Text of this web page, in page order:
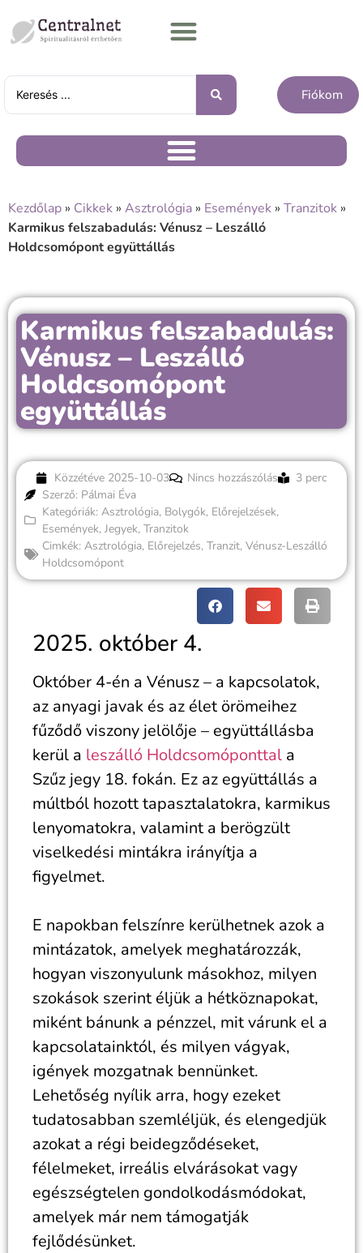
Fiókom
Kezdőlap » Cikkek » Asztrológia » Események » Tranzitok »
Karmikus felszabadulás: Vénusz – Leszálló
Holdcsomópont együttállás
Karmikus felszabadulás:
Vénusz – Leszálló
Holdcsomópont
együttállás
Közzétéve 2025-10-03 Nincs hozzászólás
3 perc
Szerző: Pálmai Éva
Kategóriák: Asztrológia, Bolygók, Előrejelzések,
Események, Jegyek, Tranzitok
Cimkék: Asztrológia, Előrejelzés, Tranzit, Vénusz-Leszálló
Holdcsomópont
2025. október 4.
Október 4-én a Vénusz – a kapcsolatok,
az anyagi javak és az élet örömeihez
fűződő viszony jelölője – együttállásba
kerül a leszálló Holdcsomóponttal a
Szűz jegy 18. fokán. Ez az együttállás a
múltból hozott tapasztalatokra, karmikus
lenyomatokra, valamint a berögzült
viselkedési mintákra irányítja a
figyelmet.
E napokban felszínre kerülhetnek azok a
mintázatok, amelyek meghatározzák,
hogyan viszonyulunk másokhoz, milyen
szokások szerint éljük a hétköznapokat,
miként bánunk a pénzzel, mit várunk el a
kapcsolatainktól, és milyen vágyak,
igények mozgatnak bennünket.
Lehetőség nyílik arra, hogy ezeket
tudatosabban szemléljük, és elengedjük
azokat a régi beidegződéseket,
félelmeket, irreális elvárásokat vagy
egészségtelen gondolkodásmódokat,
amelyek már nem támogatják
fejlődésünket.